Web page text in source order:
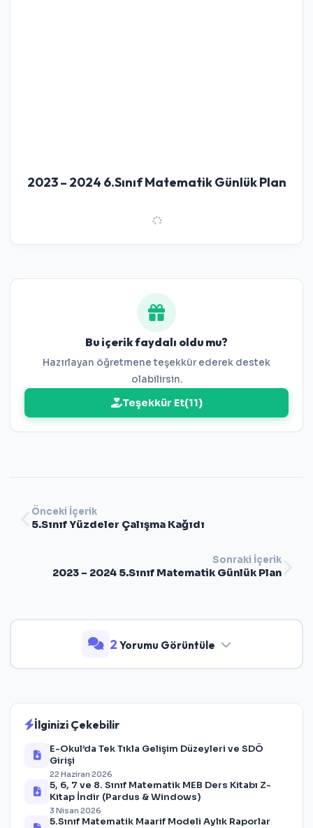
2023 – 2024 6.Sınıf Matematik Günlük Plan
Bu içerik faydalı oldu mu?
Hazırlayan öğretmene teşekkür ederek destek
olabilirsin.
Teşekkür Et(11)
Önceki İçerik
5.Sınıf Yüzdeler Çalışma Kağıdı
Sonraki İçerik
2023 – 2024 5.Sınıf Matematik Günlük Plan
2 Yorumu Görüntüle
İlginizi Çekebilir
E-Okul’da Tek Tıkla Gelişim Düzeyleri ve SDÖ
Girişi
22 Haziran 2026
5, 6, 7 ve 8. Sınıf Matematik MEB Ders Kitabı Z-
Kitap İndir (Pardus & Windows)
3 Nisan 2026
5.Sınıf Matematik Maarif Modeli Aylık Raporlar